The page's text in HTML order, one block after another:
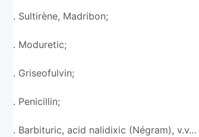
. Sultirène, Madribon;
. Moduretic;
. Griseofulvin;
. Penicillin;
. Barbituric, acid nalidixic (Négram), v.v…